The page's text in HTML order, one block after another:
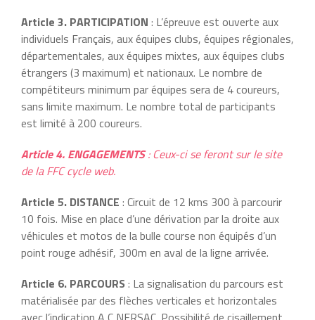
Article 3. PARTICIPATION : L’épreuve est ouverte aux
individuels Français, aux équipes clubs, équipes régionales,
départementales, aux équipes mixtes, aux équipes clubs
étrangers (3 maximum) et nationaux. Le nombre de
compétiteurs minimum par équipes sera de 4 coureurs,
sans limite maximum. Le nombre total de participants
est limité à 200 coureurs.
Article 4. ENGAGEMENTS: Ceux-ci se feront sur le site
de la FFC cycle web.
Article 5. DISTANCE : Circuit de 12 kms 300 à parcourir
10 fois. Mise en place d’une dérivation par la droite aux
véhicules et motos de la bulle course non équipés d’un
point rouge adhésif, 300m en aval de la ligne arrivée.
Article 6. PARCOURS : La signalisation du parcours est
matérialisée par des flèches verticales et horizontales